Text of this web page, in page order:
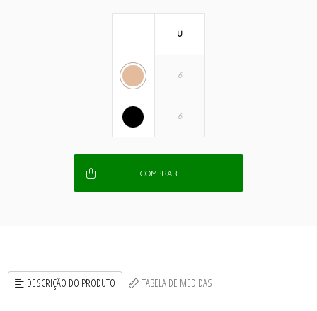
U
COMPRAR
DESCRIÇÃO DO PRODUTO TABELA DE MEDIDAS